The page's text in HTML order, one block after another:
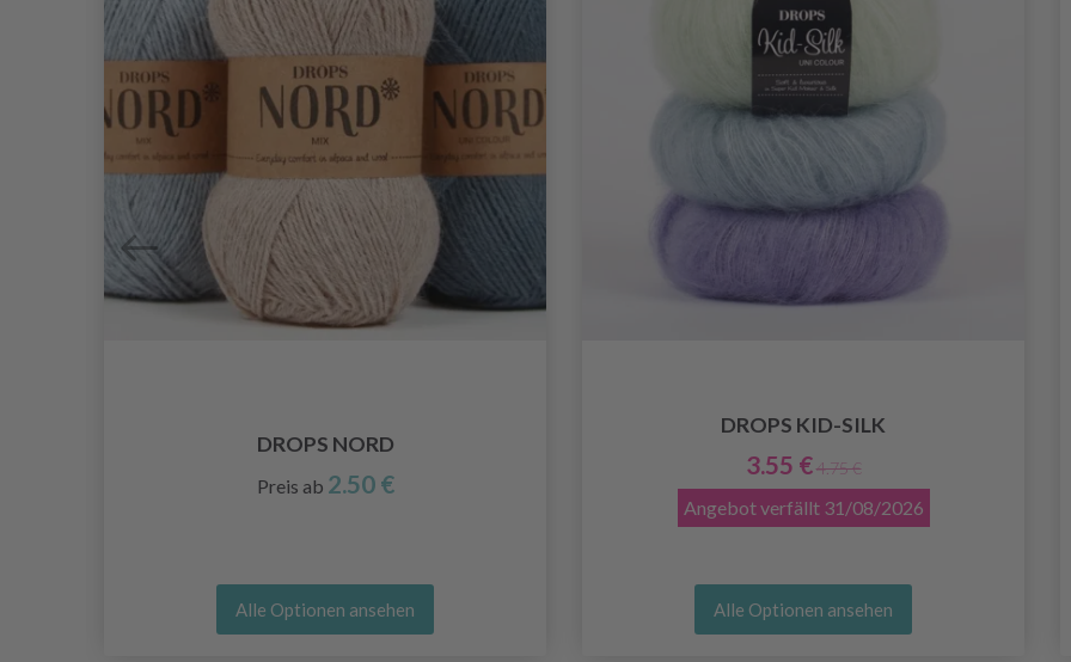
DROPS NORD
Preis ab 2.50 €
Alle Optionen ansehen
DROPS KID-SILK
3.55 € 4.75 €
Angebot verfällt 31/08/2026
Alle Optionen ansehen